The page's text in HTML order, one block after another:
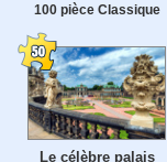
100 pièce Classique
Le célèbre palais